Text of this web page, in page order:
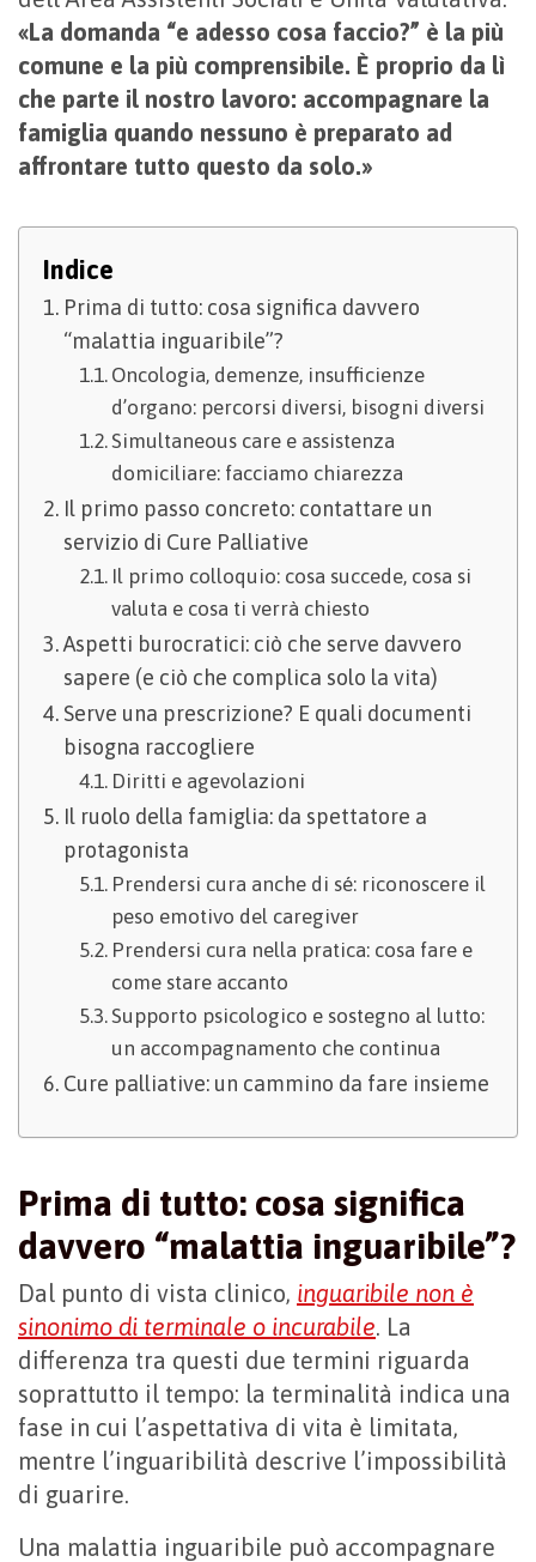
«La domanda “e adesso cosa faccio?” è la più
comune e la più comprensibile. È proprio da lì
che parte il nostro lavoro: accompagnare la
famiglia quando nessuno è preparato ad
affrontare tutto questo da solo.»
Indice
Prima di tutto: cosa significa davvero
“malattia inguaribile”?
Oncologia, demenze, insufficienze
d’organo: percorsi diversi, bisogni diversi
Simultaneous care e assistenza
domiciliare: facciamo chiarezza
Il primo passo concreto: contattare un
servizio di Cure Palliative
Il primo colloquio: cosa succede, cosa si
valuta e cosa ti verrà chiesto
Aspetti burocratici: ciò che serve davvero
sapere (e ciò che complica solo la vita)
Serve una prescrizione? E quali documenti
bisogna raccogliere
Diritti e agevolazioni
Il ruolo della famiglia: da spettatore a
protagonista
Prendersi cura anche di sé: riconoscere il
peso emotivo del caregiver
Prendersi cura nella pratica: cosa fare e
come stare accanto
Supporto psicologico e sostegno al lutto:
un accompagnamento che continua
Cure palliative: un cammino da fare insieme
Prima di tutto: cosa significa
davvero “malattia inguaribile”?
Dal punto di vista clinico, inguaribile non è
sinonimo di terminale o incurabile. La
differenza tra questi due termini riguarda
soprattutto il tempo: la terminalità indica una
fase in cui l’aspettativa di vita è limitata,
mentre l’inguaribilità descrive l’impossibilità
di guarire.
Una malattia inguaribile può accompagnare